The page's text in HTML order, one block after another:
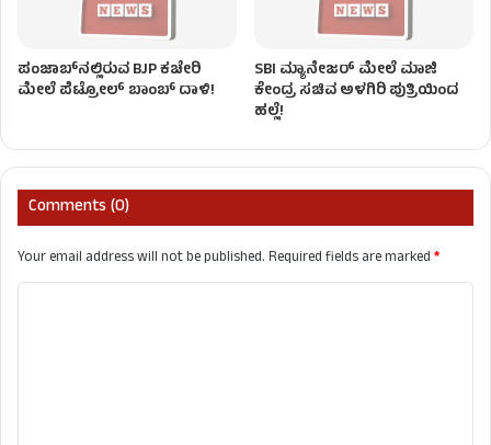
ಪಂಜಾಬ್‌ನಲ್ಲಿರುವ BJP ಕಚೇರಿ
ಮೇಲೆ ಪೆಟ್ರೋಲ್ ಬಾಂಬ್ ದಾಳಿ!
SBI ಮ್ಯಾನೇಜರ್‌ ಮೇಲೆ ಮಾಜಿ
ಕೇಂದ್ರ ಸಚಿವ ಅಳಗಿರಿ ಪುತ್ರಿಯಿಂದ
ಹಲ್ಲೆ!
Comments (0)
Your email address will not be published.Required fields are marked*